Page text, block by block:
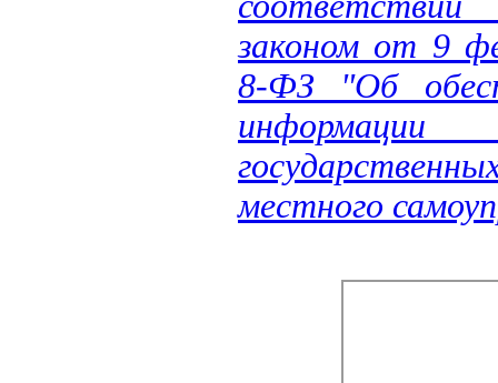
законом от 9
8-ФЗ "Об
информации
местного